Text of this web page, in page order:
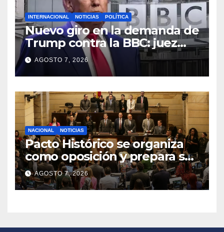
INTERNACIONAL NOTICIAS POLÍTICA
Nuevo giro en la demanda de
Trump contra la BBC: juez
congela entrega de registros
financieros
AGOSTO 7, 2026
NACIONAL NOTICIAS
Pacto Histórico se organiza
como oposición y prepara su
agenda frente al Gobierno
de Abelardo de la Espriella
AGOSTO 7, 2026